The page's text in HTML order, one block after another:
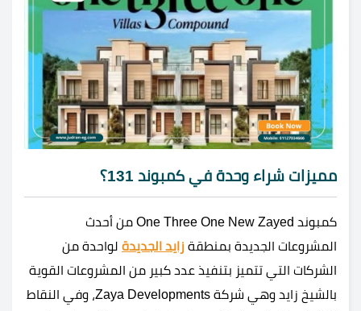
مميزات شراء وحدة في كمبوند 131؟
كمبوند One Three One New Zayed من أحدث
المشروعات الجديدة بمنطقة زايد الجديدة لواحدة من
الشركات التي تتميز بتنفيذ عدد كبير من المشروعات القوية
بالشيخ زايد وهي شركة Zaya Developments، وفي النقاط